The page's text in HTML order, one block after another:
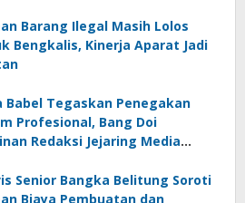
Barang Ilegal Masih Lolos
Bengkalis, Kinerja Aparat Jadi
Babel Tegaskan Penegakan
Profesional, Bang Doi
Redaksi Jejaring Media
Senior Bangka Belitung Soroti
Biaya Pembuatan dan